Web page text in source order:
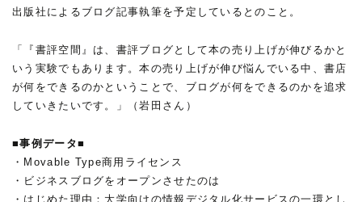
出版社によるブログ記事執筆を予定しているとのこと。
「『書評空間』は、書評ブログとして本の売り上げが伸びるかと
いう実験でもあります。本の売り上げが伸び悩んでいる中、書店
が何をできるのかということで、ブログが何をできるのかを追求
していきたいです。」（岩田さん）
■事例データ■
・Movable Type商用ライセンス
・ビジネスブログをオープンさせたのは
・はじめた理由：大学向けの情報デジタル化サービスの一環とし